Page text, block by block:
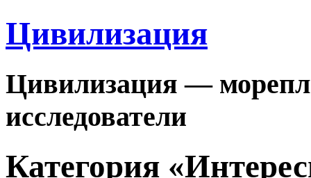
Цивилизация
Цивилизация —
исследователи
Категория